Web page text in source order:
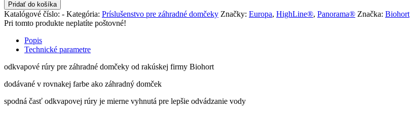
Pridať do košíka
Katalógové číslo: - Kategória: Príslušenstvo pre záhradné domčeky Značky: Europa, HighLine®, Panorama® Značka: Biohort
Pri tomto produkte neplatíte poštovné!
Popis
Technické parametre
odkvapové rúry pre záhradné domčeky od rakúskej firmy Biohort
dodávané v rovnakej farbe ako záhradný domček
spodná časť odkvapovej rúry je mierne vyhnutá pre lepšie odvádzanie vody